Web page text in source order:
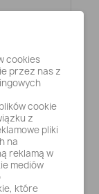
20 cm a50
cookies
przez nas z
cookie
z
pliki
na
reklamą w
mediów
które